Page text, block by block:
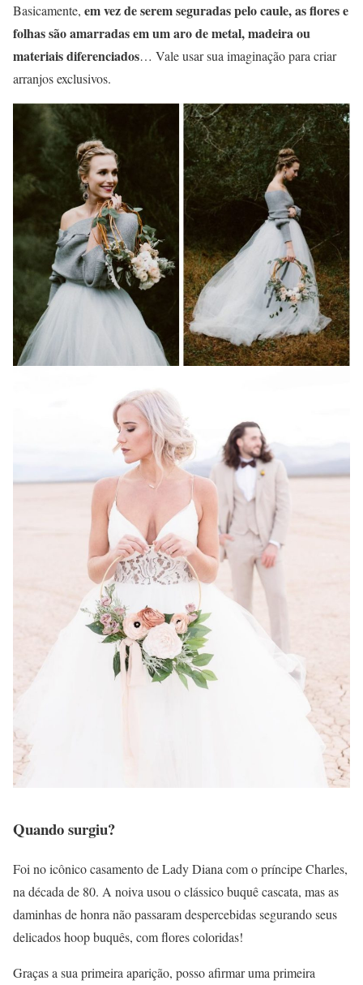
Basicamente, em vez de serem seguradas pelo caule, as flores e
folhas são amarradas em um aro de metal, madeira ou
materiais diferenciados… Vale usar sua imaginação para criar
arranjos exclusivos.
Quando surgiu?
Foi no icônico casamento de Lady Diana com o príncipe Charles,
na década de 80. A noiva usou o clássico buquê cascata, mas as
daminhas de honra não passaram despercebidas segurando seus
delicados hoop buquês, com flores coloridas!
Graças a sua primeira aparição, posso afirmar uma primeira